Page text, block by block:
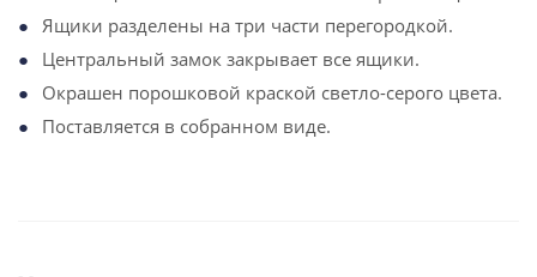
Ящики разделены на три части перегородкой.
Центральный замок закрывает все ящики.
Окрашен порошковой краской светло-серого цвета.
Поставляется в собранном виде.